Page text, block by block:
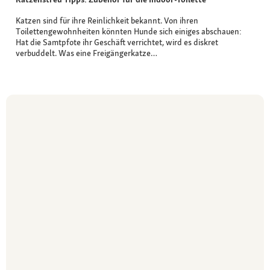
Katzen sind für ihre Reinlichkeit bekannt. Von ihren
Toilettengewohnheiten könnten Hunde sich einiges abschauen:
Hat die Samtpfote ihr Geschäft verrichtet, wird es diskret
verbuddelt. Was eine Freigängerkatze…